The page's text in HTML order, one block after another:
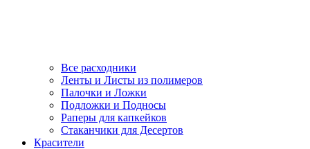
Все расходники
Ленты и Листы из полимеров
Палочки и Ложки
Подложки и Подносы
Раперы для капкейков
Стаканчики для Десертов
Красители